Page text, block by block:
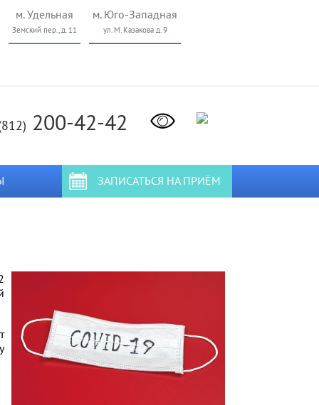
м. Удельная
Земский пер., д. 11
м. Юго-Западная
ул. М. Казакова д. 9
200-42-42
ЗАПИСАТЬСЯ НА ПРИЁМ